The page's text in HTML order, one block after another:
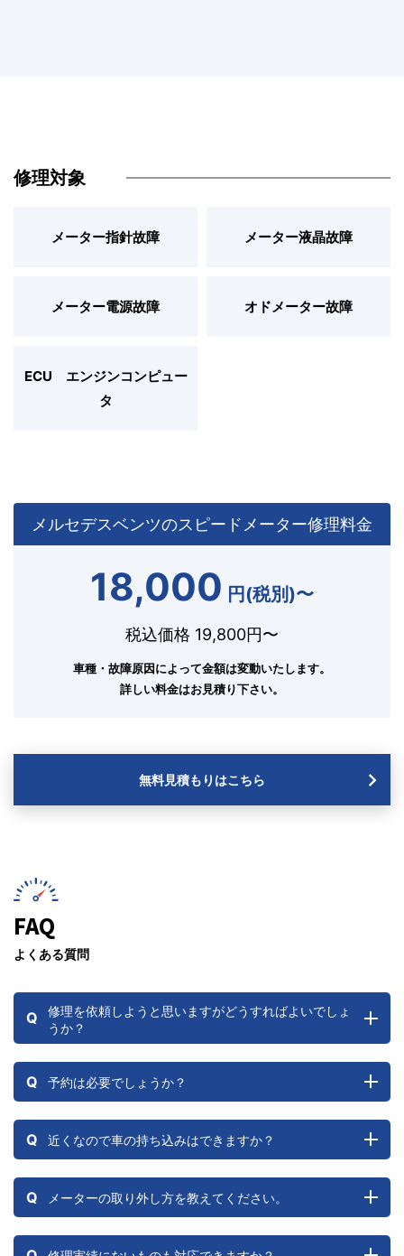
修理対象
メーター指針故障 メーター液晶故障
メーター電源故障 オドメーター故障
ECU エンジンコンピュー
タ
メルセデスベンツのスピードメーター修理料金
18,000 円(税別)〜
税込価格 19,800円〜
車種・故障原因によって金額は変動いたします。
詳しい料金はお見積り下さい。
無料見積もりはこちら
FAQ
よくある質問
Q
修理を依頼しようと思いますがどうすればよいでしょ
うか？
Q 予約は必要でしょうか？
Q 近くなので車の持ち込みはできますか？
Q メーターの取り外し方を教えてください。